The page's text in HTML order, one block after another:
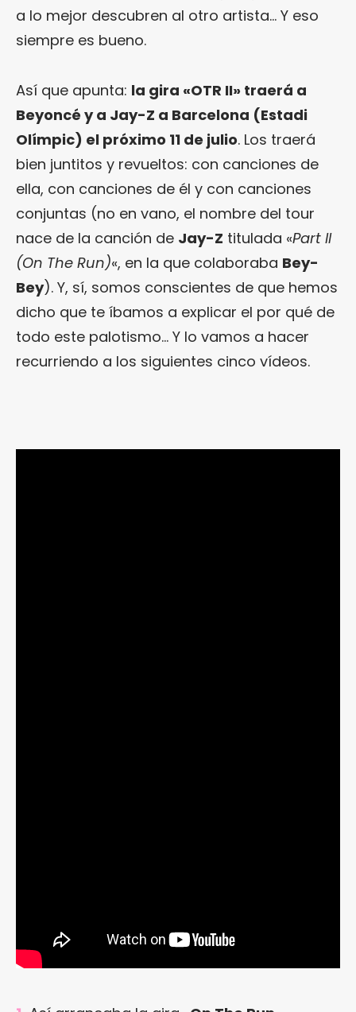
a lo mejor descubren al otro artista… Y eso
siempre es bueno.
Así que apunta: la gira «OTR II» traerá a
Beyoncé y a Jay-Z a Barcelona (Estadi
Olímpic) el próximo 11 de julio. Los traerá
bien juntitos y revueltos: con canciones de
ella, con canciones de él y con canciones
conjuntas (no en vano, el nombre del tour
nace de la canción de Jay-Z titulada «Part II
(On The Run)«, en la que colaboraba Bey-
Bey). Y, sí, somos conscientes de que hemos
dicho que te íbamos a explicar el por qué de
todo este palotismo… Y lo vamos a hacer
recurriendo a los siguientes cinco vídeos.